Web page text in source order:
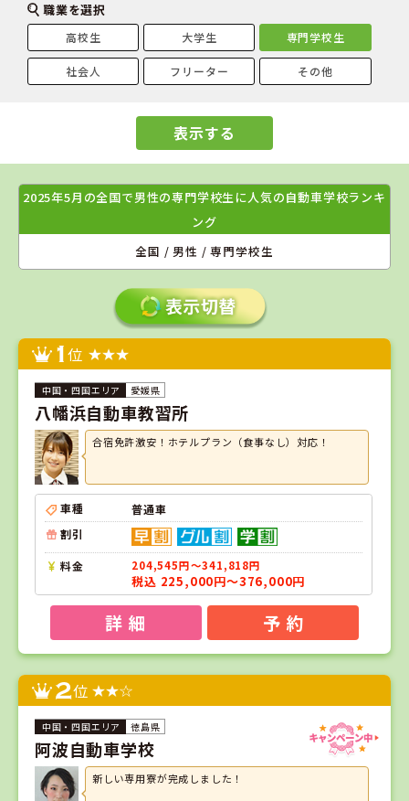
職業を選択
高校生 大学生 専門学校生
社会人 フリーター その他
表示する
2025年5月の全国で男性の専門学校生に人気の自動車学校ランキ
ング
全国 / 男性 / 専門学校生
1位
愛媛県
八幡浜自動車教習所
合宿免許激安！ホテルプラン（食事なし）対応！
車種
普通車
割引
料金 204,545円～341,818円
税込 225,000円～376,000円
詳 細 予 約
2位
徳島県
阿波自動車学校
新しい専用寮が完成しました！